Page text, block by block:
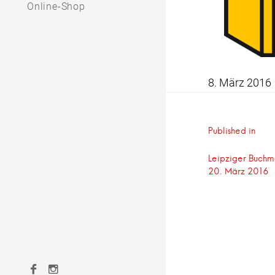
Online-Shop
8. März 2016
Published in
Leipziger
20. März 2016
Facebook